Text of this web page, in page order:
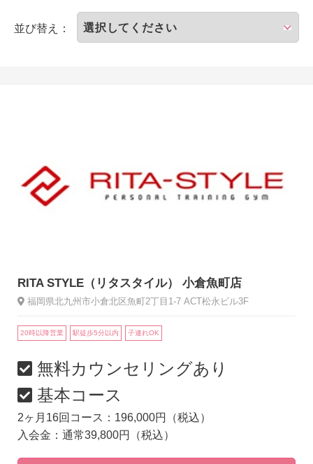
並び替え：
RITA STYLE（リタスタイル） 小倉魚町店
福岡県北九州市小倉北区魚町2丁目1-7 ACT松永ビル3F
20時以降営業 駅徒歩5分以内 子連れOK
無料カウンセリングあり
基本コース
2ヶ月16回コース：196,000円（税込）
入会金：通常39,800円（税込）